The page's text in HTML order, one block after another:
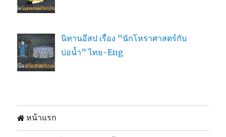
นิทานอีสป เรื่อง “นักโหราศาสตร์กับ
บ่อน้ำ” ไทย-Eng
หน้าแรก